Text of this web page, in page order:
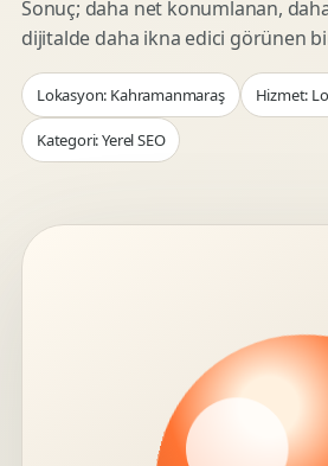
Sonuç; daha net konumlanan,
dijitalde daha ikna edici görünen
Lokasyon: Kahramanmaraş Hizmet:
Kategori: Yerel SEO